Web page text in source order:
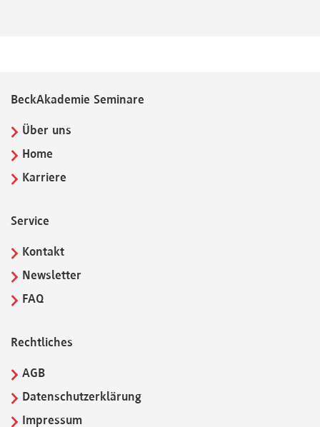
BeckAkademie Seminare
Über uns
Home
Karriere
Service
Kontakt
Newsletter
FAQ
Rechtliches
AGB
Datenschutzerklärung
Impressum